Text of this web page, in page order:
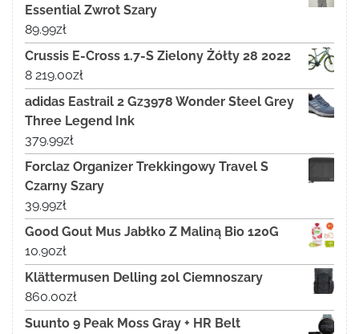
Essential Zwrot Szary
89.99zł
Crussis E-Cross 1.7-S Zielony Żółty 28 2022
8 219.00zł
adidas Eastrail 2 Gz3978 Wonder Steel Grey
Three Legend Ink
379.99zł
Forclaz Organizer Trekkingowy Travel S
Czarny Szary
39.99zł
Good Gout Mus Jabłko Z Maliną Bio 120G
10.90zł
Klättermusen Delling 20l Ciemnoszary
860.00zł
Suunto 9 Peak Moss Gray + HR Belt